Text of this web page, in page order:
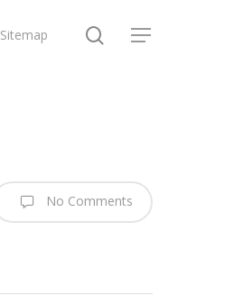
Sitemap search
Menu
No Comments